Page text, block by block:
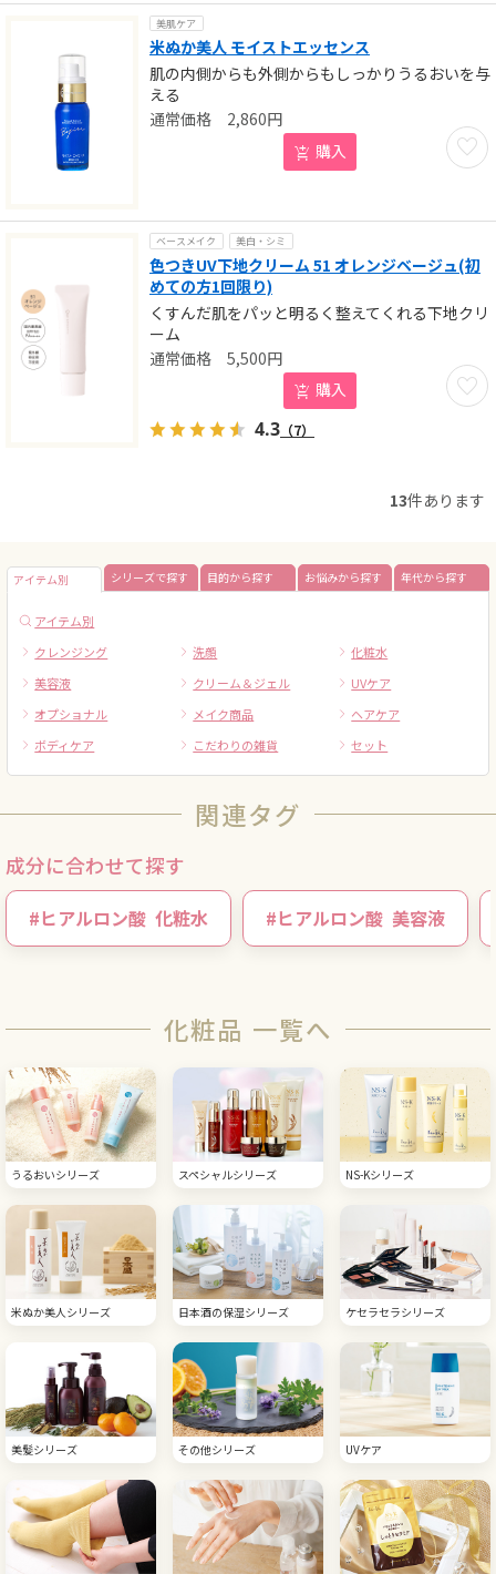
美肌ケア
米ぬか美人 モイストエッセンス
肌の内側からも外側からもしっかりうるおいを与
える
お気
2,860円
購入
ベースメイク 美白・シミ
色つきUV下地クリーム 51 オレンジベージュ(初
めての方1回限り)
くすんだ肌をパッと明るく整えてくれる下地クリ
ーム
お気
5,500円
購入
4.3 （7）
13件あります
アイテム別 シリーズで探す 目的から探す お悩みから探す 年代から探す
アイテム別
クレンジング
洗顔
化粧水
美容液
クリーム＆ジェル
UVケア
オプショナル
メイク商品
ヘアケア
ボディケア
こだわりの雑貨 セット
関連タグ
成分に合わせて探す
#ヒアルロン酸 化粧水 #ヒアルロン酸 美容液
化粧品 一覧へ
うるおいシリーズ スペシャルシリーズ NS-Kシリーズ
米ぬか美人シリーズ 日本酒の保湿シリーズ ケセラセラシリーズ
美髪シリーズ その他シリーズ UVケア